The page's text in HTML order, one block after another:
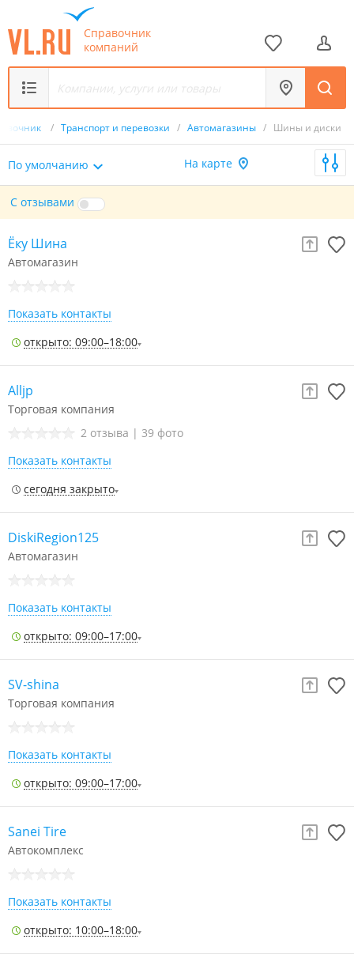
Справочник
компаний
/ Транспорт и перевозки / Автомагазины / Шины и диски
По умолчанию На карте
С отзывами
Ёку Шина
Автомагазин
Показать контакты
открыто: 09:00–18:00
Alljp
Торговая компания
2 отзыва | 39 фото
Показать контакты
сегодня закрыто
DiskiRegion125
Автомагазин
Показать контакты
открыто: 09:00–17:00
SV-shina
Торговая компания
Показать контакты
открыто: 09:00–17:00
Sanei Tire
Автокомплекс
Показать контакты
открыто: 10:00–18:00